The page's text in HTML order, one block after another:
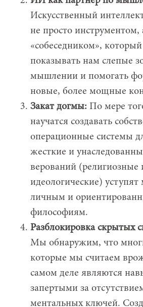
Искусственный
не просто инструментом,
«собеседником»,
показывать нам слепые
мышлении и помогать
новые, более мощные
Закат догмы: По мере
научатся создавать
операционные системы
жесткие и
верований (религиозные
идеологические)
личным и
философиям.
Разблокировка скрытых
Мы обнаружим, что
которые мы считаем
самом деле являются
запертыми за
ментальных ключей.